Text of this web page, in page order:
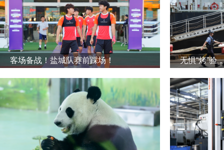
客场备战！盐城队赛前踩场！ 无惧“烤”验